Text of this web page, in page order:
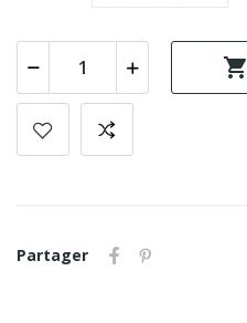

Partager